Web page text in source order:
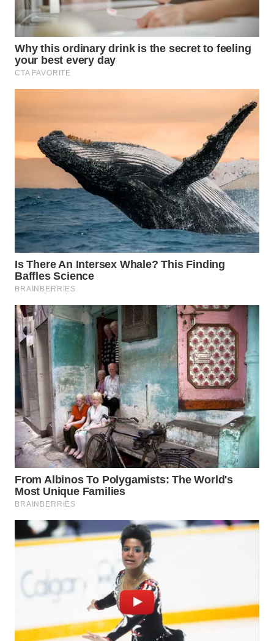
WN
PRIANGAN
TIMUR
SEMARANG
SOLO
WN
MADURA
WN
SURABAYA
WN
NATUNA
WN
BINTAN
WN
MANDALIKA
WN
LIKUPANG
WN
LABUANBAJO
WN
BORNEO
Wahana
Media
WAHANA